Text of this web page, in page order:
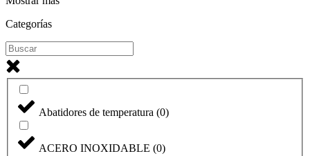
Categorías
Abatidores de temperatura (0)
ACERO INOXIDABLE (0)